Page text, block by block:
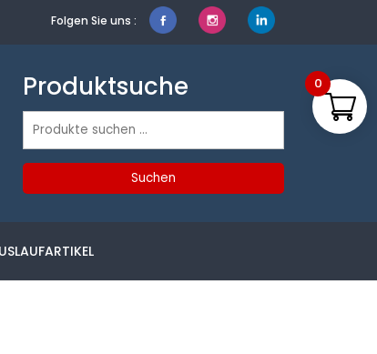
Folgen Sie uns :
Produktsuche
Suchen
Suchen
0